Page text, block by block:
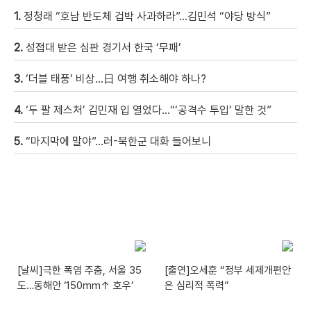
1. 정청래 “호남 반도체 겁박 사과하라”…김민석 “야당 방식”
2. 성접대 받은 심판 경기서 한국 ‘무패’
3. ‘더블 태풍’ 비상…日 여행 취소해야 하나?
4. ‘두 팔 제스처’ 김민재 입 열었다…“‘공격수 투입’ 말한 것”
5. “마지막에 말야”…러-북한군 대화 들어보니
[날씨]극한 폭염 주춤, 서울 35
도…동해안 ‘150mm↑ 호우’
[출연]오세훈 “정부 세제개편안
은 심리적 폭력”